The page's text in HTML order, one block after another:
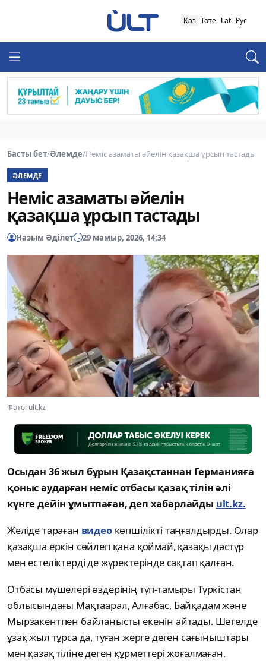
Қаз Төте Lat Рус
Басты бет/Әлемде/Неміс азаматы әйелін қазақша ұрсып тастады
ӘЛЕМДЕ
Неміс азаматы әйелін
қазақша ұрсып тастады
Назым Әділет 29 мамыр, 2026, 14:34
Фото: ult.kz
Осыдан 36 жыл бұрын Қазақстаннан Германияға
қоныс аударған неміс отбасы қазақ тілін әлі
күнге дейін ұмытпаған, деп хабарлайды ult.kz.
Желіде тараған видеокөпшілікті таңғалдырды. Олар
қазақша еркін сөйлеп қана қоймай, қазақы дәстүр
мен естеліктерді де жүректерінде сақтап қалған.
Отбасы мүшелері өздерінің түп-тамыры Түркістан
облысындағы Мақтаарал, Алғабас, Байқадам және
Мырзакентпен байланысты екенін айтады. Шетелде
ұзақ жыл тұрса да, туған жерге деген сағыныштары
мен қазақ тіліне деген құрметтері жоғалмаған.